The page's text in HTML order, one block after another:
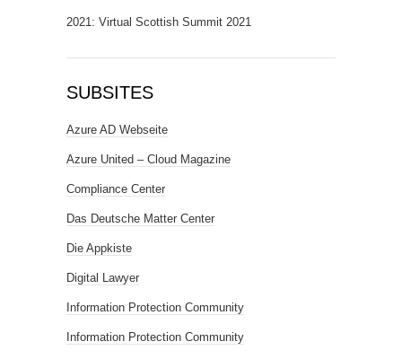
2021: Virtual Scottish Summit 2021
SUBSITES
Azure AD Webseite
Azure United – Cloud Magazine
Compliance Center
Das Deutsche Matter Center
Die Appkiste
Digital Lawyer
Information Protection Community
Information Protection Community